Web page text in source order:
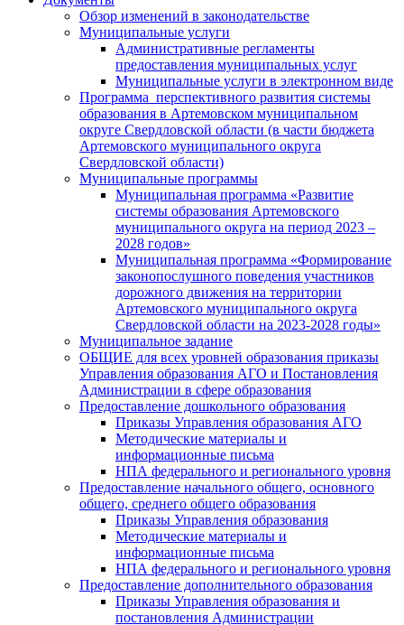
Обзор изменений в законодательстве
Муниципальные услуги
Административные регламенты
предоставления муниципальных услуг
Муниципальные услуги в электронном виде
Программа перспективного развития системы
образования в Артемовском муниципальном
округе Свердловской области (в части бюджета
Артемовского муниципального округа
Свердловской области)
Муниципальные программы
Муниципальная программа «Развитие
системы образования Артемовского
муниципального округа на период 2023 –
2028 годов»
Муниципальная программа «Формирование
законопослушного поведения участников
дорожного движения на территории
Артемовского муниципального округа
Свердловской области на 2023-2028 годы»
Муниципальное задание
ОБЩИЕ для всех уровней образования приказы
Управления образования АГО и Постановления
Администрации в сфере образования
Предоставление дошкольного образования
Приказы Управления образования АГО
Методические материалы и
информационные письма
НПА федерального и регионального уровня
Предоставление начального общего, основного
общего, среднего общего образования
Приказы Управления образования
Методические материалы и
информационные письма
НПА федерального и регионального уровня
Предоставление дополнительного образования
Приказы Управления образования и
постановления Администрации